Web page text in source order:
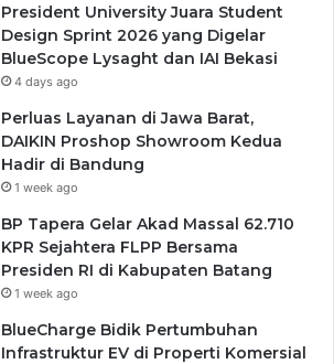
President University Juara Student
Design Sprint 2026 yang Digelar
BlueScope Lysaght dan IAI Bekasi
4 days ago
Perluas Layanan di Jawa Barat,
DAIKIN Proshop Showroom Kedua
Hadir di Bandung
1 week ago
BP Tapera Gelar Akad Massal 62.710
KPR Sejahtera FLPP Bersama
Presiden RI di Kabupaten Batang
1 week ago
BlueCharge Bidik Pertumbuhan
Infrastruktur EV di Properti Komersial